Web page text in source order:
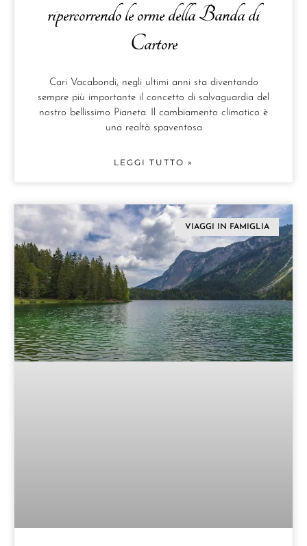
ripercorrendo le orme della Banda di
Cartore
Cari Vacabondi, negli ultimi anni sta diventando
sempre più importante il concetto di salvaguardia del
nostro bellissimo Pianeta. Il cambiamento climatico è
una realtà spaventosa
LEGGI TUTTO »
VIAGGI IN FAMIGLIA